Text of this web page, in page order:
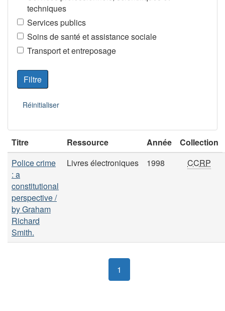
techniques
Services publics
Soins de santé et assistance sociale
Transport et entreposage
Titre Ressource Année
Collection
Police crime
: a
constitutional
perspective /
by Graham
Richard
Smith.
Livres électroniques 1998 CCRP
1